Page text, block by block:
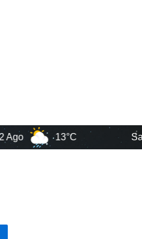
13°C Santa